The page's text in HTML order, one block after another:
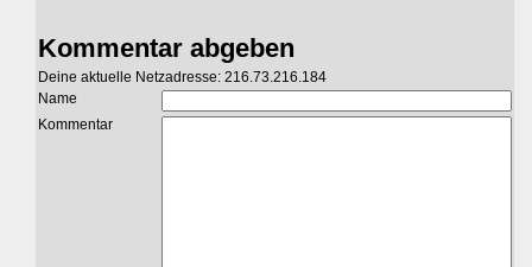
Kommentar abgeben
Deine aktuelle Netzadresse: 216.73.216.184
Name
Kommentar